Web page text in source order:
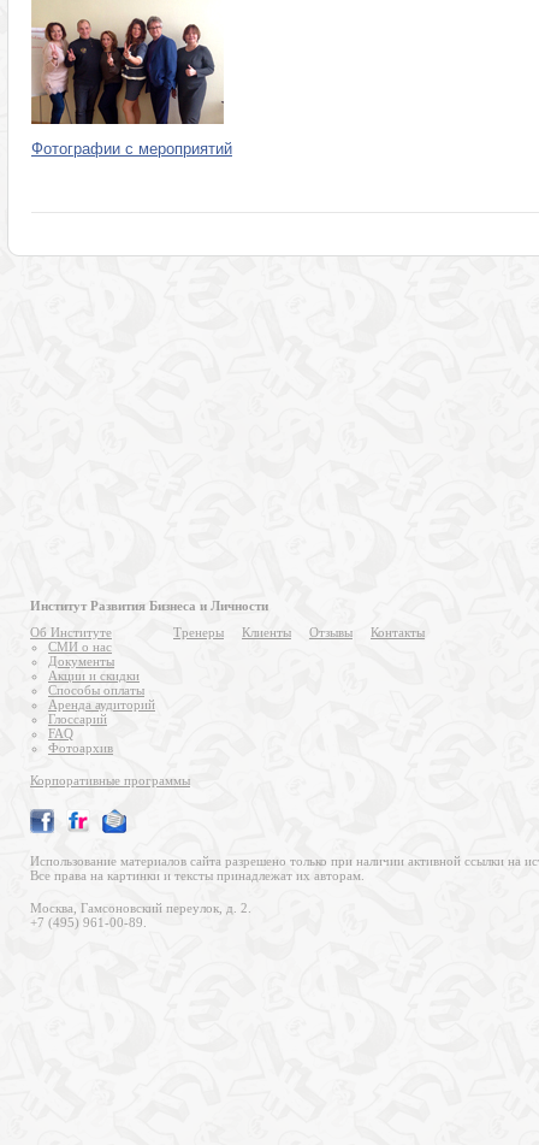
Фотографии с мероприятий
Институт Развития Бизнеса и Личности
Об Институте
СМИ о нас
Документы
Акции и скидки
Способы оплаты
Аренда аудиторий
Глоссарий
FAQ
Фотоархив
Тренеры Клиенты Отзывы Контакты
Корпоративные программы
Использование материалов сайта разрешено только при наличии активной ссылки на
Все права на картинки и тексты принадлежат их авторам.
Москва, Гамсоновский переулок, д. 2.
+7 (495) 961-00-89.